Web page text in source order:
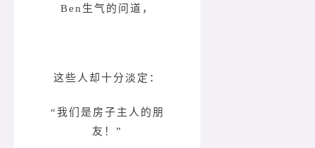
Ben生气的问道，
这些人却十分淡定：
“我们是房子主人的朋
友！”